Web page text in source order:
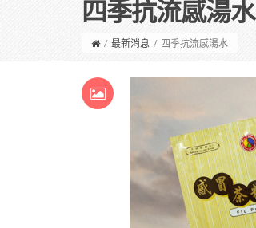
四季抗流感湯水
/ 最新消息 / 四季抗流感湯水